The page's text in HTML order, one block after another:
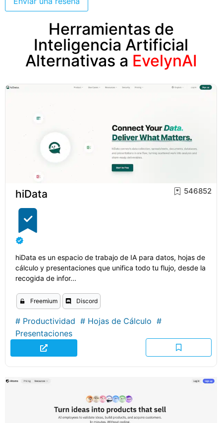
Herramientas de
Inteligencia Artificial
Alternativas a EvelynAI
hiData 546852
hiData es un espacio de trabajo de IA para datos, hojas de
cálculo y presentaciones que unifica todo tu flujo, desde la
recogida de infor...
Freemium Discord
# Productividad # Hojas de Cálculo #
Presentaciones